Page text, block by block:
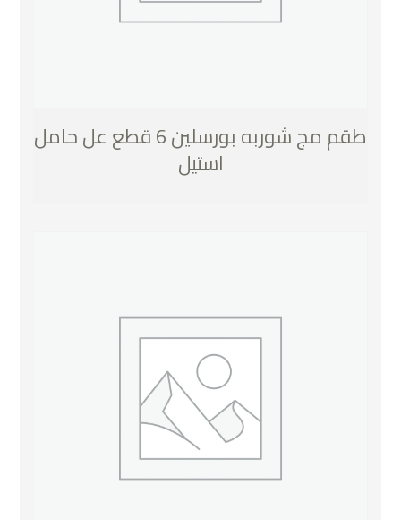
طقم مج شوربه بورسلين 6 قطع عل حامل
استيل